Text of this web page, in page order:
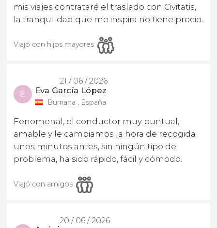
mis viajes contrataré el traslado con Civitatis,
la tranquilidad que me inspira no tiene precio.
Viajó con hijos mayores
21 / 06 / 2026
E Eva García López
Burriana , España
Fenomenal, el conductor muy puntual,
amable y le cambiamos la hora de recogida
unos minutos antes, sin ningún tipo de
problema, ha sido rápido, fácil y cómodo.
Viajó con amigos
20 / 06 / 2026